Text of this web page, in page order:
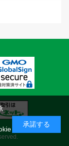
承諾する